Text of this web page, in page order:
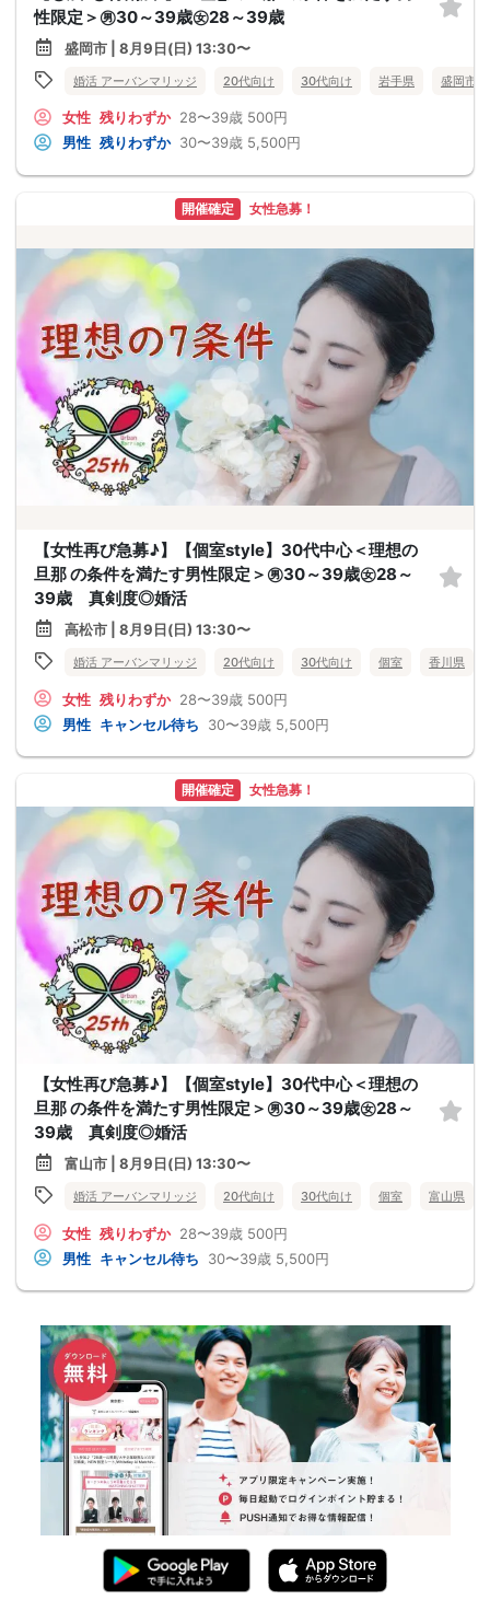
性限定＞㊚30～39歳㊛28～39歳
盛岡市 | 8月9日(日) 13:30〜
婚活 アーバンマリッジ 20代向け 30代向け 岩手県 盛岡市
女性 残りわずか 28〜39歳 500円
男性 残りわずか 30〜39歳 5,500円
開催確定 女性急募！
【女性再び急募♪】【個室style】30代中心＜理想の
旦那 の条件を満たす男性限定＞㊚30～39歳㊛28～
39歳 真剣度◎婚活
高松市 | 8月9日(日) 13:30〜
婚活 アーバンマリッジ 20代向け 30代向け 個室 香川県
女性 残りわずか 28〜39歳 500円
男性 キャンセル待ち 30〜39歳 5,500円
開催確定 女性急募！
【女性再び急募♪】【個室style】30代中心＜理想の
旦那 の条件を満たす男性限定＞㊚30～39歳㊛28～
39歳 真剣度◎婚活
富山市 | 8月9日(日) 13:30〜
婚活 アーバンマリッジ 20代向け 30代向け 個室 富山県
女性 残りわずか 28〜39歳 500円
男性 キャンセル待ち 30〜39歳 5,500円